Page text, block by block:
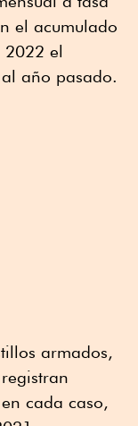
el acumulado
2022 el
año pasado.
armados,
cada caso,